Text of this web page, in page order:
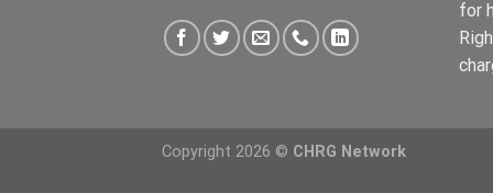
for
Copyright 2026 © CHRG Network